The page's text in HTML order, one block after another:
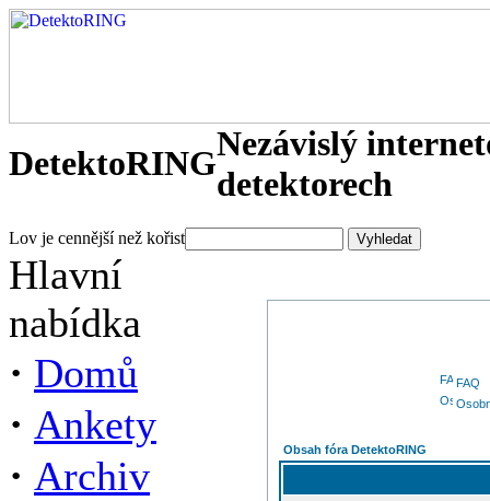
DetektoRINGNezávislý
detektorech
Lov je cennější než kořist
Hlavní
nabídka
· Domů
· Ankety
· Archiv
FAQ
Obsah fóra DetektoRING